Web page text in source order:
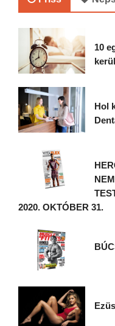
10
Hol
2020. OKTÓBER 31.